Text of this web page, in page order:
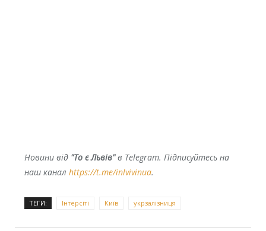
Новини від "То є Львів"в Telegram. Підписуйтесь на
наш канал https://t.me/inlvivinua.
ТЕГИ: Інтерсіті Київ укрзалізниця